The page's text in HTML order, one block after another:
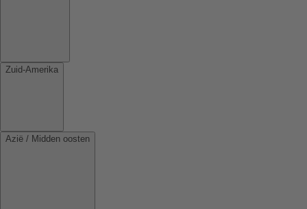
Zuid-Amerika
Azië / Midden oosten